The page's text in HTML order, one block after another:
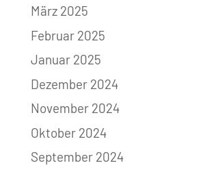
März 2025
Februar 2025
Januar 2025
Dezember 2024
November 2024
Oktober 2024
September 2024